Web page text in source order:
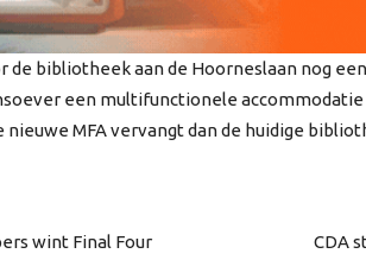
de bibliotheek aan de Hoorneslaan nog
een multifunctionele accommodatie
nieuwe MFA vervangt dan de huidige
wint Final Four
CDA